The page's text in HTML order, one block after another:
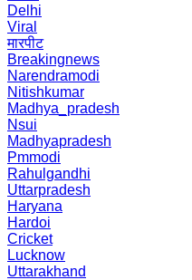
Delhi
Viral
मारपीट
Breakingnews
Narendramodi
Nitishkumar
Madhya_pradesh
Nsui
Madhyapradesh
Pmmodi
Rahulgandhi
Uttarpradesh
Haryana
Hardoi
Cricket
Lucknow
Uttarakhand